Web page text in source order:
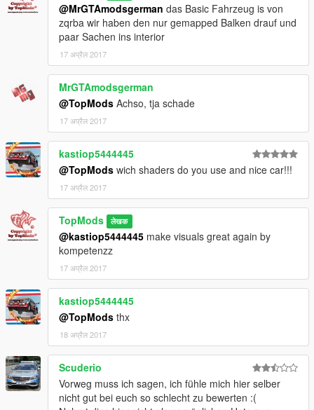
@MrGTAmodsgerman das Basic Fahrzeug is von
zqrba wir haben den nur gemapped Balken drauf und
paar Sachen ins interior
17 अप्रैल 2017
MrGTAmodsgerman
@TopMods Achso, tja schade
17 अप्रैल 2017
kastiop5444445
@TopMods wich shaders do you use and nice car!!!
17 अप्रैल 2017
TopMods लेखक
@kastiop5444445 make visuals great again by
kompetenzz
17 अप्रैल 2017
kastiop5444445
@TopMods thx
18 अप्रैल 2017
Scuderio
Vorweg muss ich sagen, ich fühle mich hier selber
nicht gut bei euch so schlecht zu bewerten :(